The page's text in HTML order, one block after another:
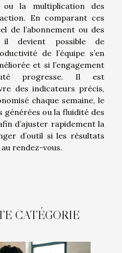
ou la multiplication des
En comparant ces
de l’abonnement ou des
il devient possible de
de l’équipe s’en
et si l’engagement
progresse. Il est
des indicateurs précis,
chaque semaine, le
générées ou la fluidité des
d’ajuster rapidement la
d’outil si les résultats
rendez-vous.
CATÉGORIE